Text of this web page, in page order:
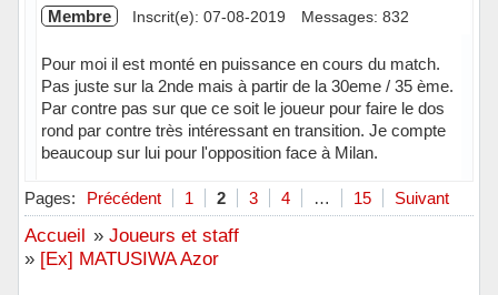
Membre Inscrit(e): 07-08-2019 Messages: 832
Pour moi il est monté en puissance en cours du match.
Pas juste sur la 2nde mais à partir de la 30eme / 35 ème.
Par contre pas sur que ce soit le joueur pour faire le dos
rond par contre très intéressant en transition. Je compte
beaucoup sur lui pour l'opposition face à Milan.
Hors ligne
Pages: Précédent 1 2 3 4 … 15 Suivant
Accueil » Joueurs et staff
» [Ex] MATUSIWA Azor